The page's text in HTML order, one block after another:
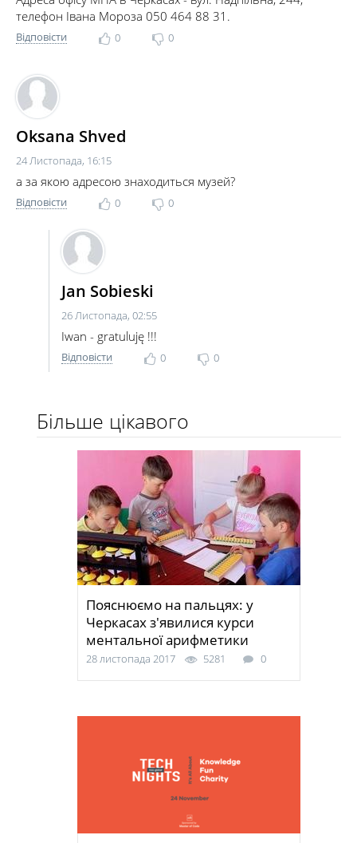
телефон Івана Мороза ‎050 464 88 31.
Відповісти 0 0
Oksana Shved
24 Листопада, 16:15
а за якою адресою знаходиться музей?
Відповісти 0 0
Jan Sobieski
26 Листопада, 02:55
Iwan - gratuluję !!!
Відповісти 0 0
Більше цікавого
Пояснюємо на пальцях: у
Черкасах з'явилися курси
ментальної арифметики
28 листопада 2017 5281 0